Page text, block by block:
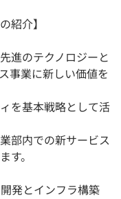
紹介】
進のテクノロジーと
事業に新しい価値を
を基本戦略として活
部内での新サービス
す。
発とインフラ構築